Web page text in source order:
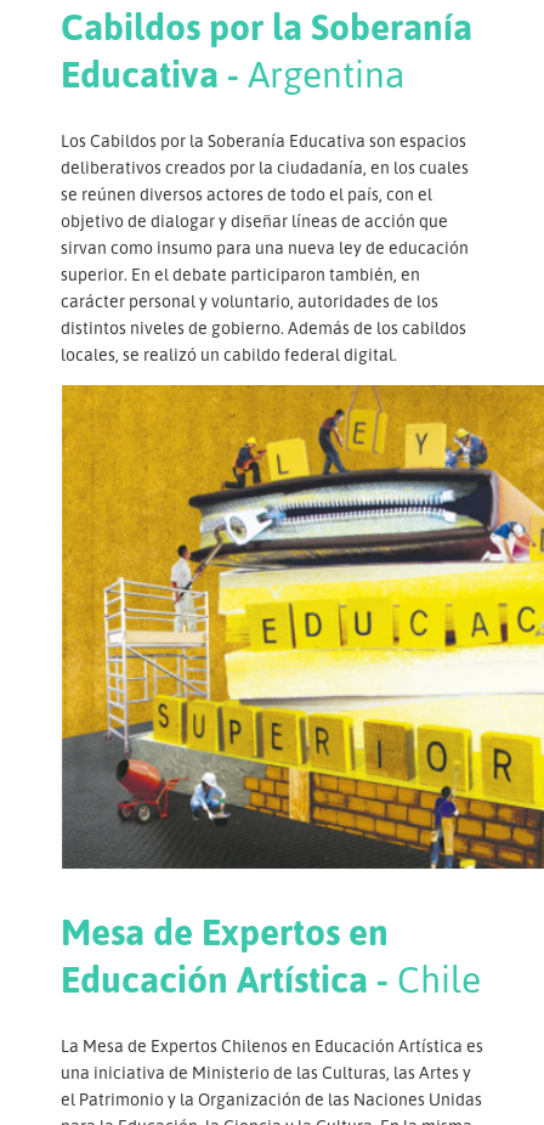
Cabildos por la Soberanía
Educativa - Argentina
Los Cabildos por la Soberanía Educativa son espacios
deliberativos creados por la ciudadanía, en los cuales
se reúnen diversos actores de todo el país, con el
objetivo de dialogar y diseñar líneas de acción que
sirvan como insumo para una nueva ley de educación
superior. En el debate participaron también, en
carácter personal y voluntario, autoridades de los
distintos niveles de gobierno. Además de los cabildos
locales, se realizó un cabildo federal digital.
Mesa de Expertos en
Educación Artística - Chile
La Mesa de Expertos Chilenos en Educación Artística es
una iniciativa de Ministerio de las Culturas, las Artes y
el Patrimonio y la Organización de las Naciones Unidas